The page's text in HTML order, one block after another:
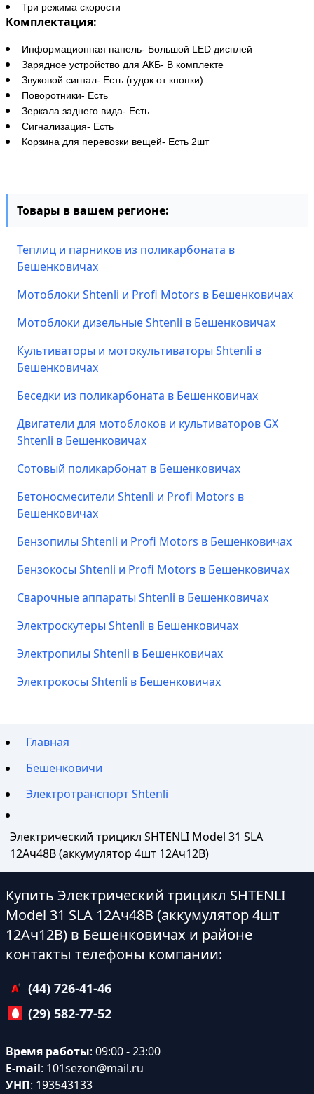
Три режима скорости
Комплектация:
Информационная панель- Большой LED дисплей
Зарядное устройство для АКБ- В комплекте
Звуковой сигнал- Есть (гудок от кнопки)
Поворотники- Есть
Зеркала заднего вида- Есть
Сигнализация- Есть
Корзина для перевозки вещей- Есть 2шт
Товары в вашем регионе:
Теплиц и парников из поликарбоната в
Бешенковичах
Мотоблоки Shtenli и Profi Motors в Бешенковичах
Мотоблоки дизельные Shtenli в Бешенковичах
Культиваторы и мотокультиваторы Shtenli в
Бешенковичах
Беседки из поликарбоната в Бешенковичах
Двигатели для мотоблоков и культиваторов GX
Shtenli в Бешенковичах
Сотовый поликарбонат в Бешенковичах
Бетоносмесители Shtenli и Profi Motors в
Бешенковичах
Бензопилы Shtenli и Profi Motors в Бешенковичах
Бензокосы Shtenli и Profi Motors в Бешенковичах
Сварочные аппараты Shtenli в Бешенковичах
Электроскутеры Shtenli в Бешенковичах
Электропилы Shtenli в Бешенковичах
Электрокосы Shtenli в Бешенковичах
Главная
Бешенковичи
Электротранспорт Shtenli
Электрический трицикл SHTENLI Model 31 SLA
12Ач48В (аккумулятор 4шт 12Ач12В)
Купить Электрический трицикл SHTENLI
Model 31 SLA 12Ач48В (аккумулятор 4шт
12Ач12В) в Бешенковичах и районе
контакты телефоны компании:
(44) 726-41-46
(29) 582-77-52
Время работы: 09:00 - 23:00
E-mail: 101sezon@mail.ru
УНП: 193543133